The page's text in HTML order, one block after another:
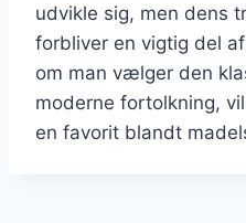
udvikle sig, men dens
forbliver en vigtig del
om man vælger den
moderne fortolkning,
en favorit blandt